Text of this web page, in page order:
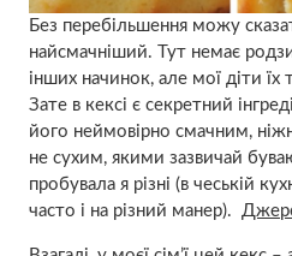
Без перебільшення можу
найсмачніший. Тут немає
інших начинок, але мої діти
Зате в кексі є секретний
його неймовірно смачним,
не сухим, якими зазвичай
пробувала я різні (в чеській
часто і на різний манер).